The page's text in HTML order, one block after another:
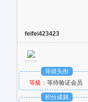
feifei423423
等级头衔
等級：等待验证会员
积分成就